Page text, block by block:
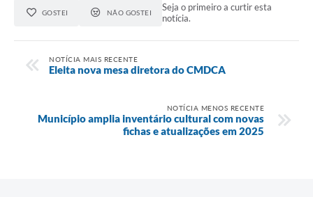
GOSTEI NÃO GOSTEI
Seja o primeiro a curtir esta
notícia.
NOTÍCIA MAIS RECENTE
Eleita nova mesa diretora do CMDCA
NOTÍCIA MENOS RECENTE
Município amplia inventário cultural com novas
fichas e atualizações em 2025